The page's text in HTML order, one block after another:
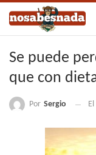
Se puede
que con
Por Sergio El